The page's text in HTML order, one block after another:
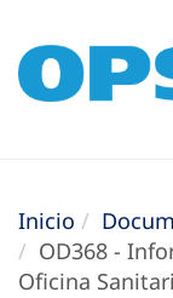
Inicio
OD368 -
Oficina